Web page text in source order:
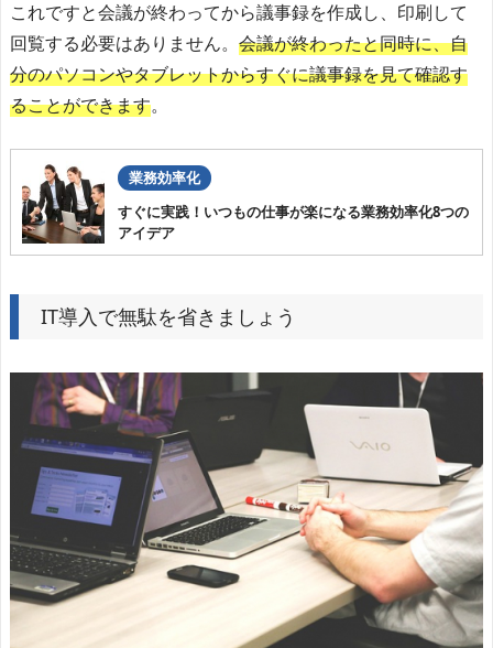
これですと会議が終わってから議事録を作成し、印刷して
回覧する必要はありません。 会議が終わったと同時に、自
分のパソコンやタブレットからすぐに議事録を見て確認す
ることができます。
業務効率化
すぐに実践！いつもの仕事が楽になる業務効率化8つの
アイデア
IT導入で無駄を省きましょう